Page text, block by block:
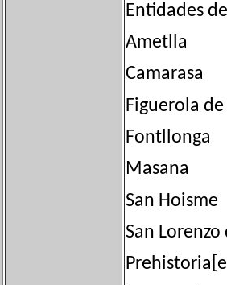
Entidades
Figuerola
San
San